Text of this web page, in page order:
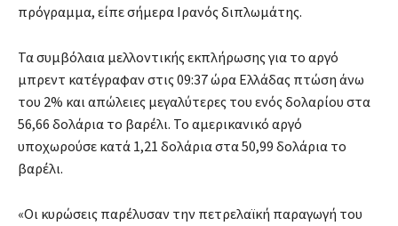
πρόγραμμα, είπε σήμερα Ιρανός διπλωμάτης.
Τα συμβόλαια μελλοντικής εκπλήρωσης για το αργό
μπρεντ κατέγραφαν στις 09:37 ώρα Ελλάδας πτώση άνω
του 2% και απώλειες μεγαλύτερες του ενός δολαρίου στα
56,66 δολάρια το βαρέλι. Το αμερικανικό αργό
υποχωρούσε κατά 1,21 δολάρια στα 50,99 δολάρια το
βαρέλι.
«Οι κυρώσεις παρέλυσαν την πετρελαϊκή παραγωγή του